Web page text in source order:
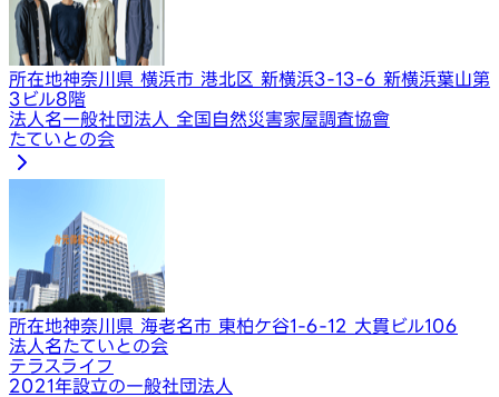
所在地神奈川県 横浜市 港北区 新横浜3-13-6 新横浜葉山第
3ビル8階
法人名一般社団法人 全国自然災害家屋調査協會
たていとの会
所在地神奈川県 海老名市 東柏ケ谷1-6-12 大貫ビル106
法人名たていとの会
テラスライフ
2021年設立の一般社団法人